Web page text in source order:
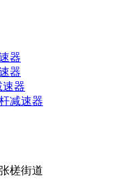
器
器
器
减速器
槎街道